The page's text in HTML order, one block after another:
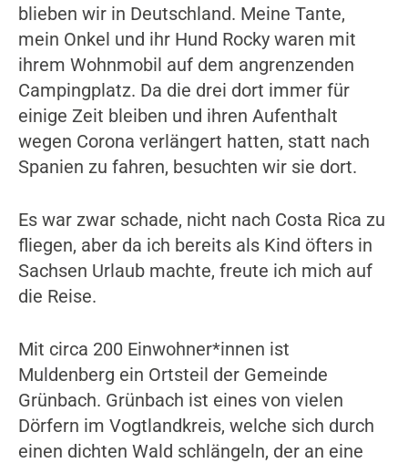
blieben wir in Deutschland. Meine Tante,
mein Onkel und ihr Hund Rocky waren mit
ihrem Wohnmobil auf dem angrenzenden
Campingplatz. Da die drei dort immer für
einige Zeit bleiben und ihren Aufenthalt
wegen Corona verlängert hatten, statt nach
Spanien zu fahren, besuchten wir sie dort.
Es war zwar schade, nicht nach Costa Rica zu
fliegen, aber da ich bereits als Kind öfters in
Sachsen Urlaub machte, freute ich mich auf
die Reise.
Mit circa 200 Einwohner*innen ist
Muldenberg ein Ortsteil der Gemeinde
Grünbach. Grünbach ist eines von vielen
Dörfern im Vogtlandkreis, welche sich durch
einen dichten Wald schlängeln, der an eine